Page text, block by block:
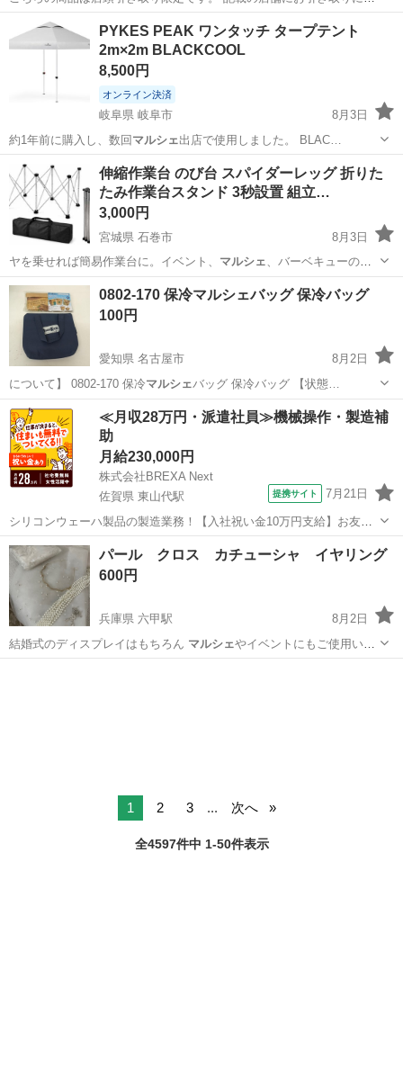
られる方のみご連絡をお願いいたします。 ◆ハンズクラフト宮崎新名
爪店 〒880-0124宮崎県宮崎市新名爪1438-2 現物確認歓迎！ ...
宮崎
PYKES PEAK ワンタッチ タープテント
2m×2m BLACKCOOL
8,500円
オンライン決済
岐阜県 岐阜市
8月3日
約1年前に購入し、数回マルシェ 出店で使用しました。 BLAC…
岐阜 その他
伸縮作業台 のび台 スパイダーレッグ 折りた
たみ作業台スタンド 3秒設置 組立…
3,000円
宮城県 石巻市
8月3日
ヤを乗せれば簡易作業台に。イベント、 マルシェ、バーベキューの簡
易テーブルにも。べ…
宮城 石巻市 その他
0802-170 保冷マルシェバッグ 保冷バッグ
100円
愛知県 名古屋市
8月2日
について】 0802-170 保冷マルシェ バッグ 保冷バッグ 【状態…
愛知 名古屋市 バッグ マルシェ
≪月収28万円・派遣社員≫機械操作・製造補
助
月給230,000円
株式会社BREXA Next
佐賀県 東山代駅
提携サイト 7月21日
シリコンウェーハ製品の製造業務！【入社祝い金10万円支給】お友達
やカップルとの応募OK◎年間休日129日＆休出なしでプライベート充
実♪業務はクリーンルームで快適作業◎自社正社員登用制度あり★1食
300円～の格安食堂あり！《佐...
佐賀 伊万里市 東山代駅
パール クロス カチューシャ イヤリング
600円
兵庫県 六甲駅
8月2日
結婚式のディスプレイはもちろん マルシェやイベントにもご使用いた
だけます◎
1 2 3 ... 次へ
全4597件中 1-50件表示